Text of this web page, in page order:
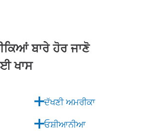
ਬਾਰੇ ਹੋਰ ਜਾਣੋ
ਖਾਸ
ਦੱਖਣੀ ਅਮਰੀਕਾ
ਓਸ਼ੀਆਨੀਆ